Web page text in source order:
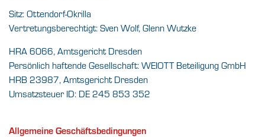
Sitz: Ottendorf-Okrilla
Vertretungsberechtigt: Sven Wolf, Glenn Wutzke
HRA 6066, Amtsgericht Dresden
Persönlich haftende Gesellschaft: WEIOTT Beteiligung GmbH
HRB 23987, Amtsgericht Dresden
Umsatzsteuer ID: DE 245 853 352
Allgemeine Geschäftsbedingungen